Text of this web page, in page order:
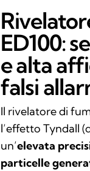
ED100:
e alta
falsi
Il rivelatore di
l’effetto Tyndall
un’elevata
particelle